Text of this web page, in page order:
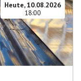
Heute, 10.08.2026
18:00